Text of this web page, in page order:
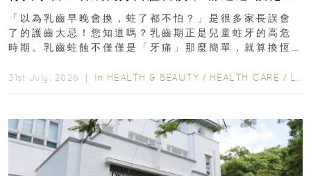
瑯質 兒童牙膏防護指南
「以為乳齒早晚會換，蛀了都不怕？」是很多家長誤會
了的護齒大忌！您知道嗎？乳齒期正是兒童蛀牙的高危
時期。乳齒蛀蝕不僅僅是「牙痛」那麼簡單，就算換恆
31st July, 2026 ｜ In HEALTH & BEAUTY / HEALTH CARE / LIFESTYLE